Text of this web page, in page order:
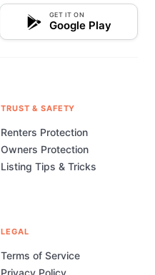
GET IT ON
Google Play
TRUST & SAFETY
Renters Protection
Owners Protection
Listing Tips & Tricks
LEGAL
Terms of Service
Privacy Policy